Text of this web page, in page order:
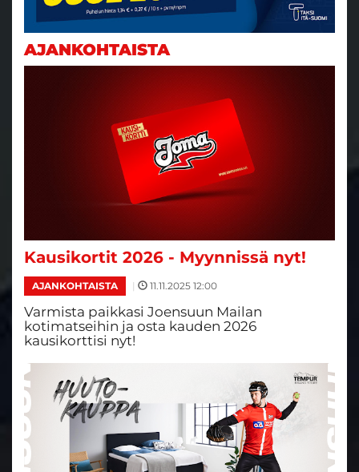
AJANKOHTAISTA
Kausikortit 2026 - Myynnissä nyt!
AJANKOHTAISTA | 11.11.2025 12:00
Varmista paikkasi Joensuun Mailan
kotimatseihin ja osta kauden 2026
kausikorttisi nyt!